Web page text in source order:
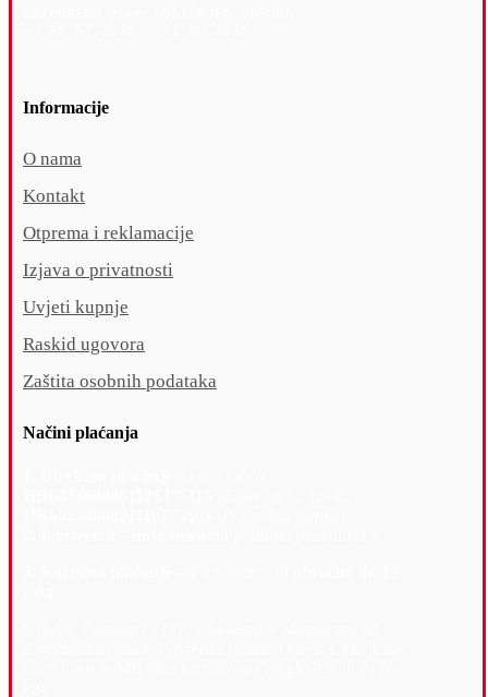
Informacije
O nama
Kontakt
Otprema i reklamacije
Izjava o privatnosti
Uvjeti kupnje
Raskid ugovora
Zaštita osobnih podataka
Načini plaćanja